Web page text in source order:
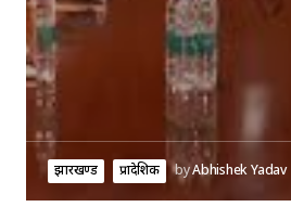
झारखण्ड प्रादेशिक byAbhishek Yadav